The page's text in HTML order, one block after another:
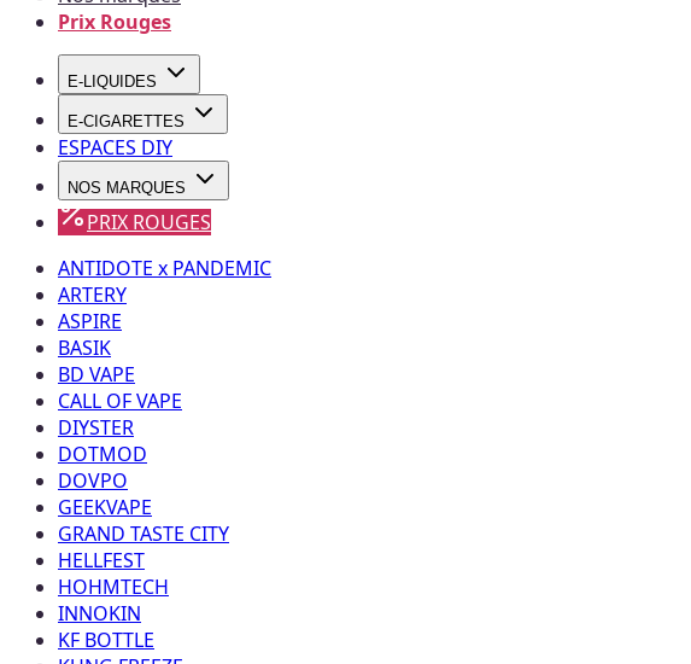
Prix Rouges
E-LIQUIDES
E-CIGARETTES
ESPACES DIY
NOS MARQUES
PRIX ROUGES
ANTIDOTE x PANDEMIC
ARTERY
ASPIRE
BASIK
BD VAPE
CALL OF VAPE
DIYSTER
DOTMOD
DOVPO
GEEKVAPE
GRAND TASTE CITY
HELLFEST
HOHMTECH
INNOKIN
KF BOTTLE